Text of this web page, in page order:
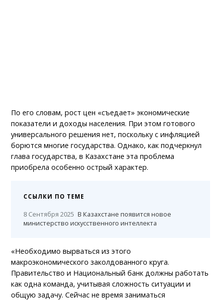
По его словам, рост цен «съедает» экономические
показатели и доходы населения. При этом готового
универсального решения нет, поскольку с инфляцией
борются многие государства. Однако, как подчеркнул
глава государства, в Казахстане эта проблема
приобрела особенно острый характер.
ССЫЛКИ ПО ТЕМЕ
8 Сентября 2025 В Казахстане появится новое
министерство искусственного интеллекта
«Необходимо вырваться из этого
макроэкономического заколдованного круга.
Правительство и Национальный банк должны работать
как одна команда, учитывая сложность ситуации и
общую задачу. Сейчас не время заниматься